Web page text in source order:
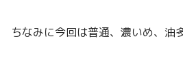
ちなみに今回は普通、濃いめ、油